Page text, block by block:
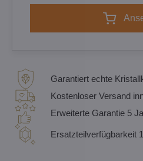
Garantiert echte
Kostenloser Versand
Erweiterte Garantie 5
Ersatzteilverfügbarkeit